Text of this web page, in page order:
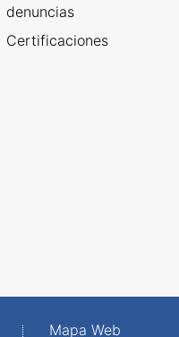
denuncias
Certificaciones
Mapa Web